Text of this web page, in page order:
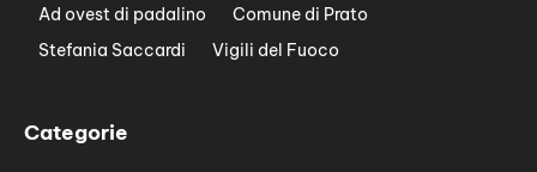
Ad ovest di padalino
Comune di Prato
Stefania Saccardi
Vigili del Fuoco
Categorie